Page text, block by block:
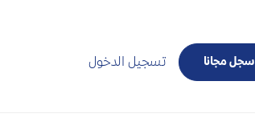
سجل مجانا تسجيل الدخول